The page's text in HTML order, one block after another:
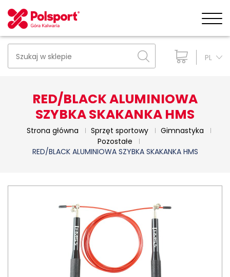
PL
RED/BLACK ALUMINIOWA
SZYBKA SKAKANKA HMS
Strona główna Sprzęt sportowy
Gimnastyka
Pozostałe
RED/BLACK ALUMINIOWA SZYBKA SKAKANKA HMS